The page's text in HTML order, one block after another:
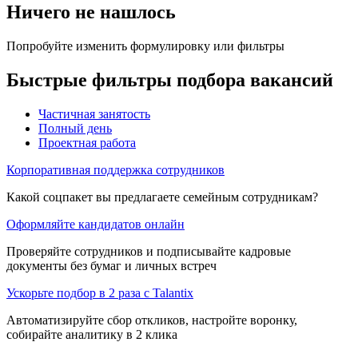
Ничего не нашлось
Попробуйте изменить формулировку или фильтры
Быстрые фильтры подбора вакансий
Частичная занятость
Полный день
Проектная работа
Корпоративная поддержка сотрудников
Какой соцпакет вы предлагаете семейным сотрудникам?
Оформляйте кандидатов онлайн
Проверяйте сотрудников и подписывайте кадровые
документы без бумаг и личных встреч
Ускорьте подбор в 2 раза с Talantix
Автоматизируйте сбор откликов, настройте воронку,
собирайте аналитику в 2 клика